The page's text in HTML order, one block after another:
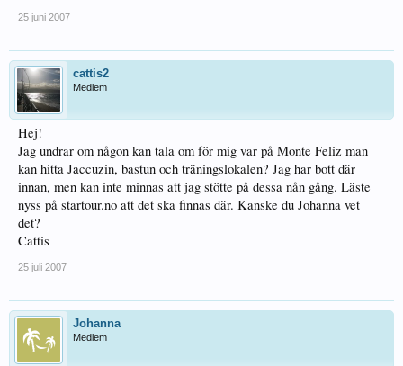
25 juni 2007
cattis2
Medlem
Hej!
Jag undrar om någon kan tala om för mig var på Monte Feliz man
kan hitta Jaccuzin, bastun och träningslokalen? Jag har bott där
innan, men kan inte minnas att jag stötte på dessa nån gång. Läste
nyss på startour.no att det ska finnas där. Kanske du Johanna vet
det?
Cattis
25 juli 2007
Johanna
Medlem